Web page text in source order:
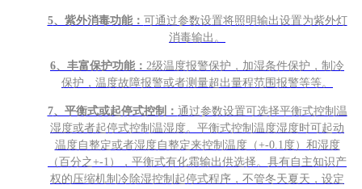
5、紫外消毒功能： 可通过参数设置将照明输出设置为紫外灯
消毒输出。
6、丰富保护功能： 2级温度报警保护，加湿条件保护，制冷
保护，温度故障报警或者测量超出量程范围报警等等。
7、平衡式或起停式控制： 通过参数设置可选择平衡式控制温
湿度或者起停式控制温湿度。平衡式控制温度湿度时可起动
温度自整定或者湿度自整定来控制温度（+-0.1度）和湿度
（百分之+-1），平衡式有化霜输出供选择。具有自主知识产
权的压缩机制冷除湿控制起停式程序，不管冬天夏天，设定